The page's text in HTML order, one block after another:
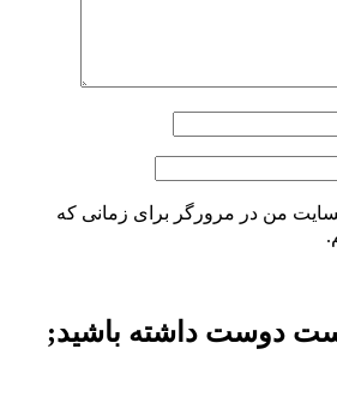
من در مرورگر برای زمانی که
دوست داشته باشید;